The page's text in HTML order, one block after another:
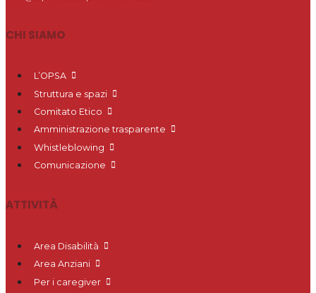
CHI SIAMO
L’OPSA
Struttura e spazi
Comitato Etico
Amministrazione trasparente
Whistleblowing
Comunicazione
ATTIVITÀ
Area Disabilità
Area Anziani
Per i caregiver